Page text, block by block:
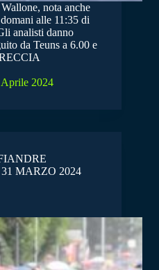
nota anche
alle 11:35 di
analisti danno
da Teuns a 6.00 e
Aprile 2024
MARZO 2024